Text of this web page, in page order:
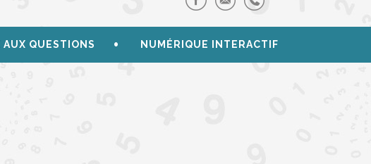
AUX QUESTIONS NUMÉRIQUE INTERACTIF